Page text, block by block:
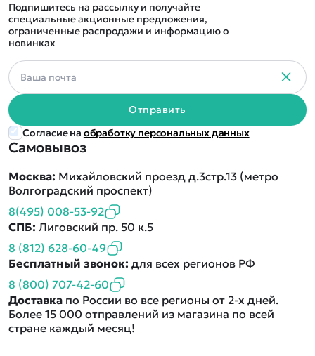
Самовывоз
Москва: Михайловский проезд д.3стр.13 (метро
Волгоградский проспект)
8(495) 008-53-92
СПБ: Лиговский пр. 50 к.5
8 (812) 628-60-49
Бесплатный звонок: для всех регионов РФ
8 (800) 707-42-60
Доставка по России во все регионы от 2-х дней.
Более 15 000 отправлений из магазина по всей
стране каждый месяц!
Подпишитесь на рассылку и получайте
специальные акционные предложения,
ограниченные распродажи и информацию о
новинках
Отправить
Согласие на обработку персональных данных